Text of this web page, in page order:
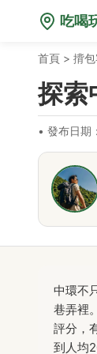
吃喝
首頁 > 揹
探索
• 發布日期
中環不
巷弄裡
評分，
到人均